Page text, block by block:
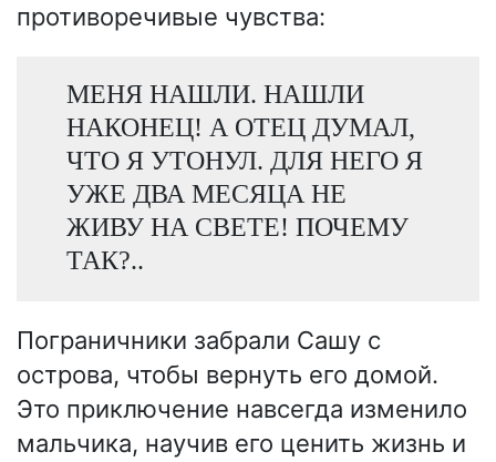
противоречивые чувства:
МЕНЯ НАШЛИ. НАШЛИ
НАКОНЕЦ! А ОТЕЦ ДУМАЛ,
ЧТО Я УТОНУЛ. ДЛЯ НЕГО Я
УЖЕ ДВА МЕСЯЦА НЕ
ЖИВУ НА СВЕТЕ! ПОЧЕМУ
ТАК?..
Пограничники забрали Сашу с
острова, чтобы вернуть его домой.
Это приключение навсегда изменило
мальчика, научив его ценить жизнь и